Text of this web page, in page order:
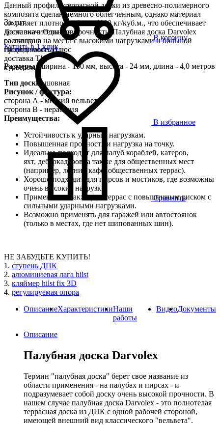
За шт.
Доставка в Одинцово
со склада в
Подмосковье. Плюс
доставка ТК,
курьером
В корзину
Купить в 1 клик
В избранное
Сравнить
Данный профиль террасной доски из древесно-полимерного
композита сделан немного облегченным, однако материал
сохраняет плотность более 1100 кг/куб.м., что обеспечивает
доске значительную прочность. Палубная доска Darvolex
рассчитана на места с высокими нагрузками и большой
проходимостью.
Размеры: ширина - 150 мм, высота - 24 мм, длина - 4,0 метров
Тип доски:шовная
Рисунок / фактура:
сторона А - мелкий вельвет
сторона B - нерабочая
Преимущества:
Устойчивость к ударным нагрузкам.
Повышенная прочность и нагрузка на точку.
Идеально подходит для палуб кораблей, катеров,
яхт, дебаркадеров, а также для общественных мест
(например, летних кафе, общественных террас).
Хорошо подходит для пирсов и мостиков, где возможны
очень высокие нагрузки.
Применяется также для террас с повышенным риском с
сильными ударными нагрузками.
Возможно применять для гаражей или автостоянок
(только в местах, где нет шипованных шин).
НЕ ЗАБУДЬТЕ КУПИТЬ!
1. ступень ДПК
2. алюминиевая лага hilst
3. кляймер hilst fix 3D
4. регулируемая опора
ОписаниеХарактеристикиНаши
работы
ВидеоДокументы
Описание
Палубная доска Darvolex
Термин "палубная доска" берет свое название из
области применения - на палубах и пирсах - и
подразумевает собой доску очень высокой прочности. В
нашем случае палубная доска Darvolex - это полнотелая
террасная доска из ДПК с одной рабочей стороной,
имеющей внешний вид классического "вельвета".